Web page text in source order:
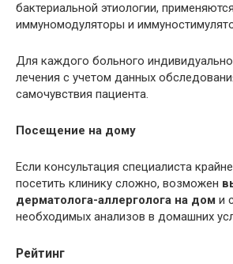
бактериальной этиологии, применяются
иммуномодуляторы и
Для каждого больного
лечения с учетом данных
самочувствия пациента.
Посещение на дому
Если консультация специалиста
посетить клинику сложно, возможен
дерматолога-аллерголога на дом и
необходимых анализов в домашних
Рейтинг